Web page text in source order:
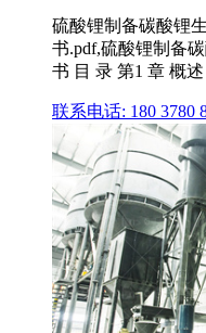
硫酸锂制备碳酸锂
书.pdf,硫酸锂制备
书 目 录 第1 章 概
联系电话: 180 3780